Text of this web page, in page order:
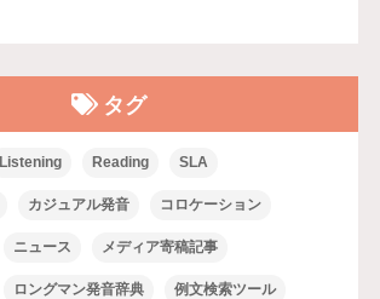
タグ
Listening Reading SLA
カジュアル発音 コロケーション
ニュース メディア寄稿記事
ロングマン発音辞典 例文検索ツール